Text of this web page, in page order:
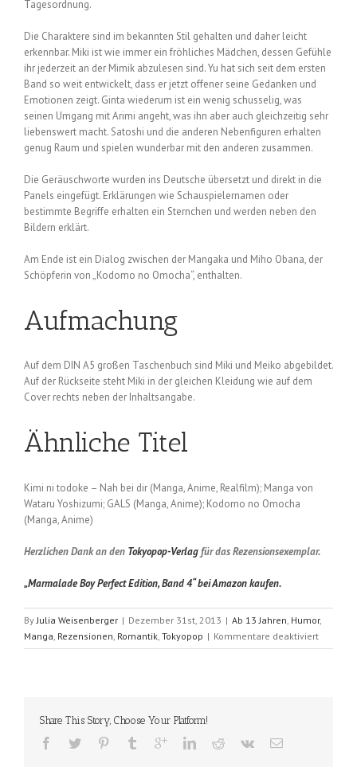
Tagesordnung.
Die Charaktere sind im bekannten Stil gehalten und daher leicht
erkennbar. Miki ist wie immer ein fröhliches Mädchen, dessen Gefühle
ihr jederzeit an der Mimik abzulesen sind. Yu hat sich seit dem ersten
Band so weit entwickelt, dass er jetzt offener seine Gedanken und
Emotionen zeigt. Ginta wiederum ist ein wenig schusselig, was
seinen Umgang mit Arimi angeht, was ihn aber auch gleichzeitig sehr
liebenswert macht. Satoshi und die anderen Nebenfiguren erhalten
genug Raum und spielen wunderbar mit den anderen zusammen.
Die Geräuschworte wurden ins Deutsche übersetzt und direkt in die
Panels eingefügt. Erklärungen wie Schauspielernamen oder
bestimmte Begriffe erhalten ein Sternchen und werden neben den
Bildern erklärt.
Am Ende ist ein Dialog zwischen der Mangaka und Miho Obana, der
Schöpferin von „Kodomo no Omocha“, enthalten.
Aufmachung
Auf dem DIN A5 großen Taschenbuch sind Miki und Meiko abgebildet.
Auf der Rückseite steht Miki in der gleichen Kleidung wie auf dem
Cover rechts neben der Inhaltsangabe.
Ähnliche Titel
Kimi ni todoke – Nah bei dir (Manga, Anime, Realfilm); Manga von
Wataru Yoshizumi; GALS (Manga, Anime); Kodomo no Omocha
(Manga, Anime)
Herzlichen Dank an den Tokyopop-Verlagfür das Rezensionsexemplar.
„Marmalade Boy Perfect Edition, Band 4“ bei Amazon kaufen.
By Julia Weisenberger | Dezember 31st, 2013 | Ab 13 Jahren Humor,
Manga Rezensionen Romantik Tokyopop | Kommentare deaktiviertfür
Share This Story, Choose Your Platform!